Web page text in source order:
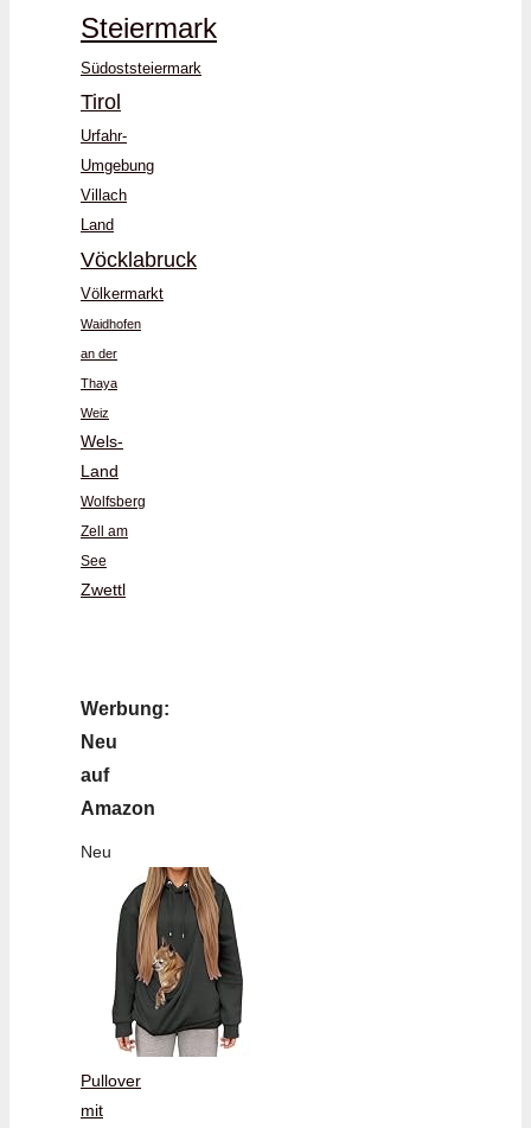
Steiermark
Südoststeiermark
Tirol
Urfahr-
Umgebung
Villach
Land
Vöcklabruck
Völkermarkt
Waidhofen
an der
Thaya
Weiz
Wels-
Land
Wolfsberg
Zell am
See
Zwettl
Werbung:
Neu
auf
Amazon
Neu
Pullover
mit